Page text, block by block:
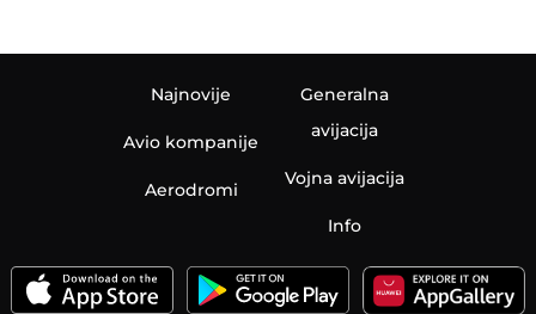
Najnovije
Avio kompanije
Aerodromi
Generalna
avijacija
Vojna avijacija
Info